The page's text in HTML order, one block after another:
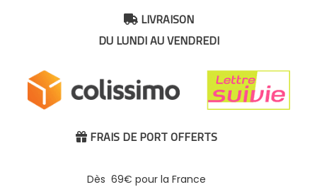
LIVRAISON
DU LUNDI AU VENDREDI
 FRAIS DE PORT OFFERTS
Dès 69€ pour la France